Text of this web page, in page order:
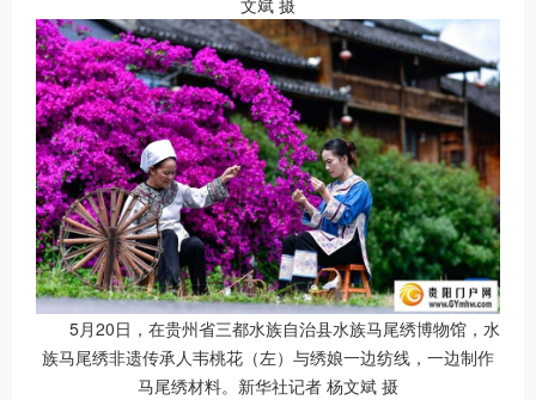
文斌 摄
5月20日，在贵州省三都水族自治县水族马尾绣博物馆，水
族马尾绣非遗传承人韦桃花（左）与绣娘一边纺线，一边制作
马尾绣材料。新华社记者 杨文斌 摄